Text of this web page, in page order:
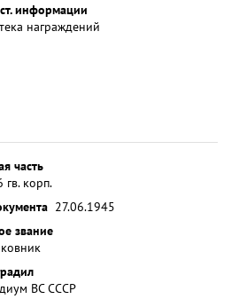
информации
награждений
часть
гв. корп.
27.06.1945
звание
ВС СССР